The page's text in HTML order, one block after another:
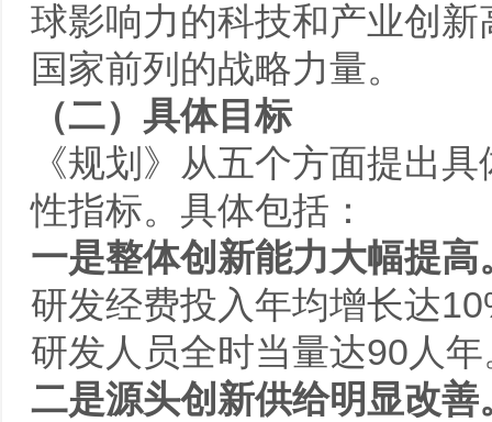
球影响力的科技和产业创
国家前列的战略力量。
（二）具体目标
《规划》从五个方面提出
性指标。具体包括：
一是整体创新能力大幅提高
研发经费投入年均增长达
研发人员全时当量达90人年
二是源头创新供给明显改善